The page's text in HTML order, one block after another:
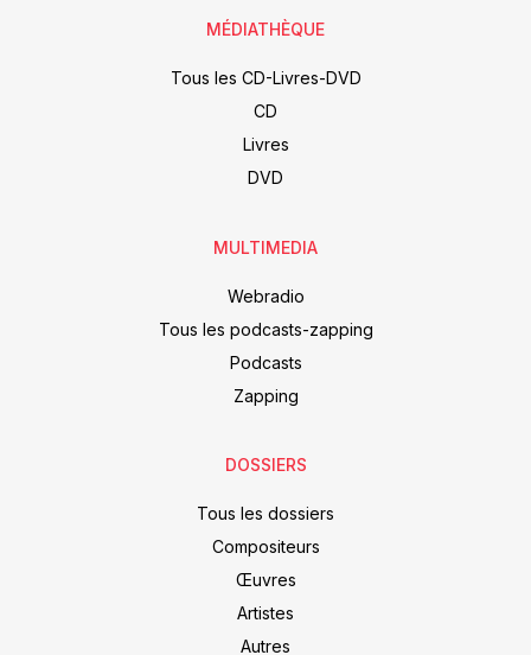
MÉDIATHÈQUE
Tous les CD-Livres-DVD
CD
Livres
DVD
MULTIMEDIA
Webradio
Tous les podcasts-zapping
Podcasts
Zapping
DOSSIERS
Tous les dossiers
Compositeurs
Œuvres
Artistes
Autres